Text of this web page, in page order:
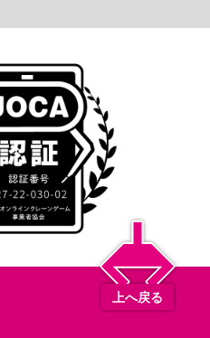
上へ戻る